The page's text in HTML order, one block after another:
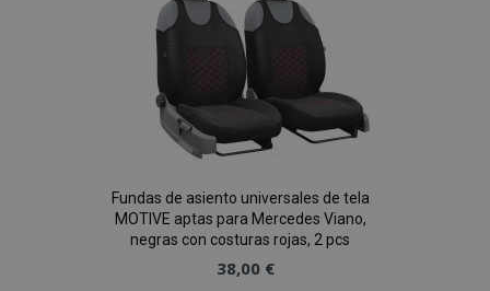
Deseos
Fundas de asiento universales de tela
MOTIVE aptas para Mercedes Viano,
negras con costuras rojas, 2 pcs
38,00 €